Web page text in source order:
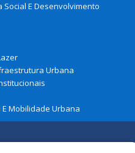
E Desenvolvimento
Urbana
Mobilidade Urbana